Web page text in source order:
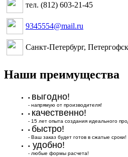
тел. (812) 603-21-45
9345554@mail.ru
Санкт-Петербург,
Наши преимущества
• выгодно!
- напрямую от производителя!
• качественно!
- 15 лет опыта создания идеального
• быстро!
- Ваш заказ будет готов в сжатые сроки!
• удобно!
- любые формы расчета!